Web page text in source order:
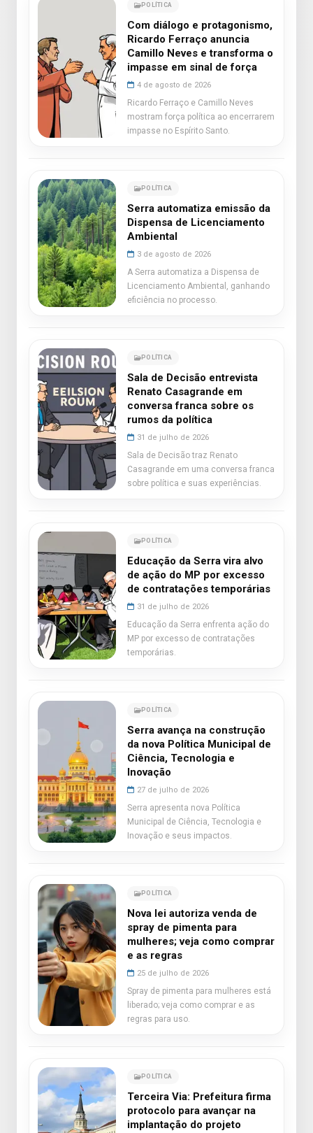
POLÍTICA
Com diálogo e protagonismo,
Ricardo Ferraço anuncia
Camillo Neves e transforma o
impasse em sinal de força
4 de agosto de 2026
Ricardo Ferraço e Camillo Neves
mostram força política ao encerrarem
impasse no Espírito Santo.
POLÍTICA
Serra automatiza emissão da
Dispensa de Licenciamento
Ambiental
3 de agosto de 2026
A Serra automatiza a Dispensa de
Licenciamento Ambiental, ganhando
eficiência no processo.
POLÍTICA
Sala de Decisão entrevista
Renato Casagrande em
conversa franca sobre os
rumos da política
31 de julho de 2026
Sala de Decisão traz Renato
Casagrande em uma conversa franca
sobre política e suas experiências.
POLÍTICA
Educação da Serra vira alvo
de ação do MP por excesso
de contratações temporárias
31 de julho de 2026
Educação da Serra enfrenta ação do
MP por excesso de contratações
temporárias.
POLÍTICA
Serra avança na construção
da nova Política Municipal de
Ciência, Tecnologia e
Inovação
27 de julho de 2026
Serra apresenta nova Política
Municipal de Ciência, Tecnologia e
Inovação e seus impactos.
POLÍTICA
Nova lei autoriza venda de
spray de pimenta para
mulheres; veja como comprar
e as regras
25 de julho de 2026
Spray de pimenta para mulheres está
liberado; veja como comprar e as
regras para uso.
POLÍTICA
Terceira Via: Prefeitura firma
protocolo para avançar na
implantação do projeto